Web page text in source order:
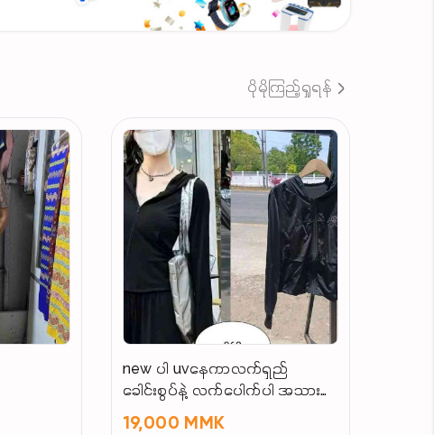
ပိုမိုကြည့်ရှုရန်
new ပါ uvနေကာလက်ရှည်
ခေါင်းစွပ်နဲ့ လက်ပေါက်ပါ အသား
ကောင်း
19,000 MMK